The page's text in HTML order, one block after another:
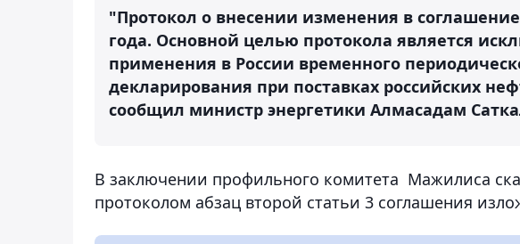
"Протокол о внесении изменения в
года. Основной целью протокола является
применения в России временного
декларирования при поставках российских
сообщил министр энергетики Алмасадам
В заключении профильного комитета Мажилиса
протоколом абзац второй статьи 3 соглашения